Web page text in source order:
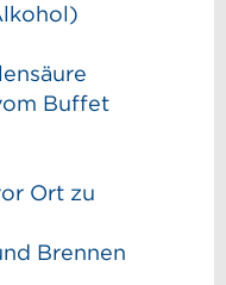
Buffet
Ort zu
Brennen